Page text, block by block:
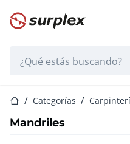
Página de inicio
Página de inicio
Categorías
Mandriles